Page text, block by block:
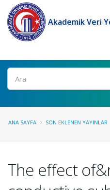
Akademik Veri
Ara
ANA SAYFA SON EKLENEN YAYINLAR
The effect